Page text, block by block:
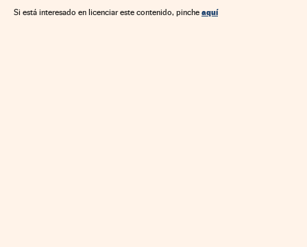
Si está interesado en licenciar este contenido, pinche aquí